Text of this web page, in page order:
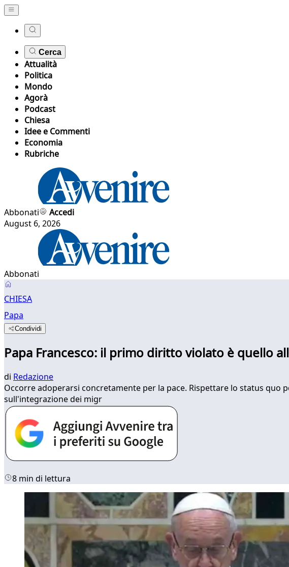
Cerca
Attualità
Politica
Mondo
Agorà
Podcast
Chiesa
Idee e Commenti
Economia
Rubriche
Abbonati
Accedi
August 6, 2026
Abbonati
CHIESA
Papa
Condividi
Papa Francesco: il primo diritto violato è quello
di Redazione
Occorre adoperarsi concretamente per la pace. Rispettare lo status
sull'integrazione dei migr
8 min di lettura